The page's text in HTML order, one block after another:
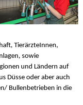
TierärzteInnen,
sowie
und Ländern auf
Düsse oder aber auch
Bullenbetrieben in die